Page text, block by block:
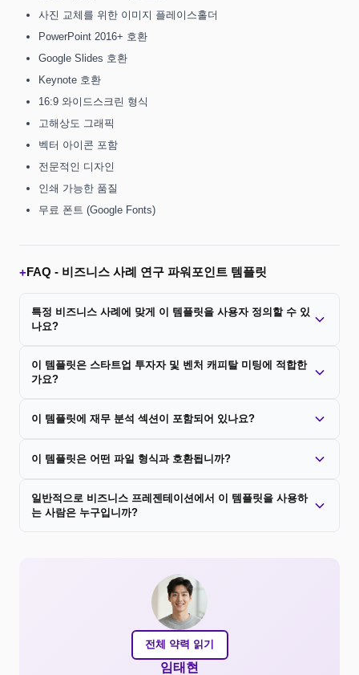
사진 교체를 위한 이미지 플레이스홀더
PowerPoint 2016+ 호환
Google Slides 호환
Keynote 호환
16:9 와이드스크린 형식
고해상도 그래픽
벡터 아이콘 포함
전문적인 디자인
인쇄 가능한 품질
무료 폰트 (Google Fonts)
+FAQ - 비즈니스 사례 연구 파워포인트 템플릿
특정 비즈니스 사례에 맞게 이 템플릿을 사용자 정의할 수 있
나요?
이 템플릿은 스타트업 투자자 및 벤처 캐피탈 미팅에 적합한
가요?
이 템플릿에 재무 분석 섹션이 포함되어 있나요?
이 템플릿은 어떤 파일 형식과 호환됩니까?
일반적으로 비즈니스 프레젠테이션에서 이 템플릿을 사용하
는 사람은 누구입니까?
전체 약력 읽기
임태현